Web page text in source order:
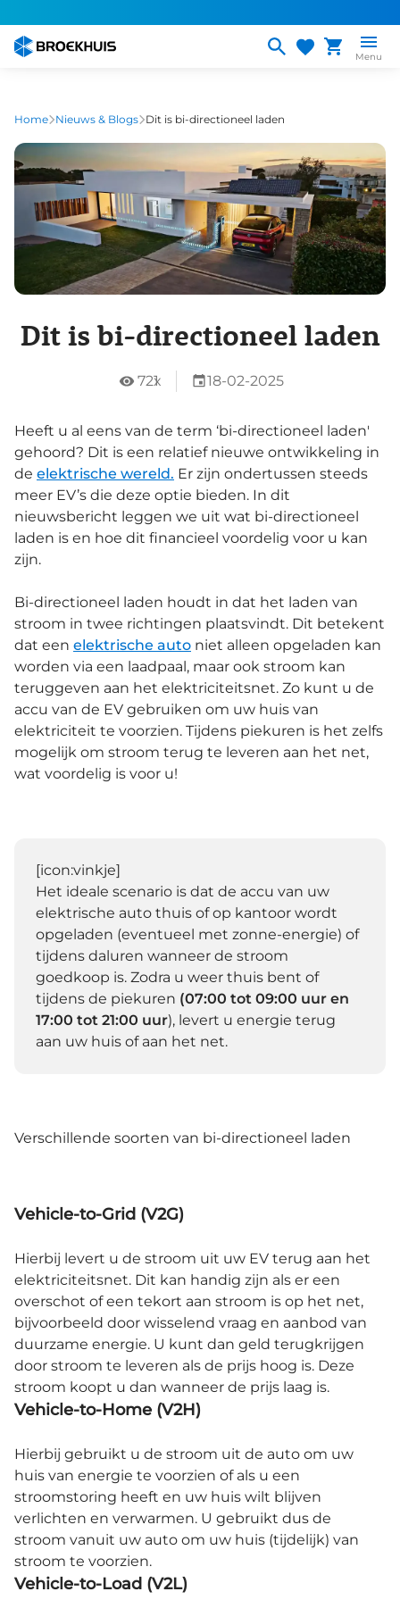
naar
gaan
Menu
Home Nieuws & Blogs Dit is bi-directioneel laden
Dit is bi-directioneel laden
721x 18-02-2025
Heeft u al eens van de term ‘bi-directioneel laden'
gehoord? Dit is een relatief nieuwe ontwikkeling in
de elektrische wereld. Er zijn ondertussen steeds
meer EV’s die deze optie bieden. In dit
nieuwsbericht leggen we uit wat bi-directioneel
laden is en hoe dit financieel voordelig voor u kan
zijn.
Bi-directioneel laden houdt in dat het laden van
stroom in twee richtingen plaatsvindt. Dit betekent
dat een elektrische auto niet alleen opgeladen kan
worden via een laadpaal, maar ook stroom kan
teruggeven aan het elektriciteitsnet. Zo kunt u de
accu van de EV gebruiken om uw huis van
elektriciteit te voorzien. Tijdens piekuren is het zelfs
mogelijk om stroom terug te leveren aan het net,
wat voordelig is voor u!
[icon:vinkje]
Het ideale scenario is dat de accu van uw
elektrische auto thuis of op kantoor wordt
opgeladen (eventueel met zonne-energie) of
tijdens daluren wanneer de stroom
goedkoop is. Zodra u weer thuis bent of
tijdens de piekuren (07:00 tot 09:00 uur en
17:00 tot 21:00 uur), levert u energie terug
aan uw huis of aan het net.
Verschillende soorten van bi-directioneel laden
Vehicle-to-Grid (V2G)
Hierbij levert u de stroom uit uw EV terug aan het
elektriciteitsnet. Dit kan handig zijn als er een
overschot of een tekort aan stroom is op het net,
bijvoorbeeld door wisselend vraag en aanbod van
duurzame energie. U kunt dan geld terugkrijgen
door stroom te leveren als de prijs hoog is. Deze
stroom koopt u dan wanneer de prijs laag is.
Vehicle-to-Home (V2H)
Hierbij gebruikt u de stroom uit de auto om uw
huis van energie te voorzien of als u een
stroomstoring heeft en uw huis wilt blijven
verlichten en verwarmen. U gebruikt dus de
stroom vanuit uw auto om uw huis (tijdelijk) van
stroom te voorzien.
Vehicle-to-Load (V2L)